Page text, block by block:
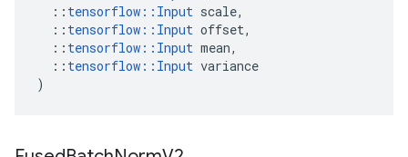
:: tensorflow :: Input scale,
:: tensorflow :: Input offset,
:: tensorflow :: Input mean,
:: tensorflow :: Input variance
)